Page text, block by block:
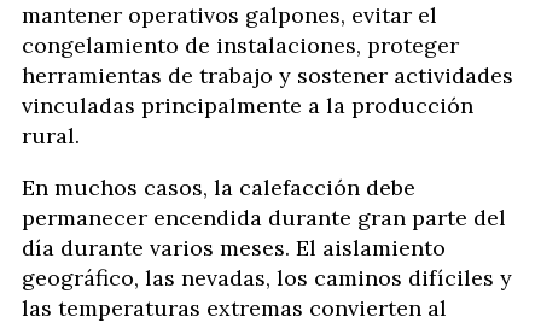
mantener operativos galpones, evitar el
congelamiento de instalaciones, proteger
herramientas de trabajo y sostener actividades
vinculadas principalmente a la producción
rural.
En muchos casos, la calefacción debe
permanecer encendida durante gran parte del
día durante varios meses. El aislamiento
geográfico, las nevadas, los caminos difíciles y
las temperaturas extremas convierten al